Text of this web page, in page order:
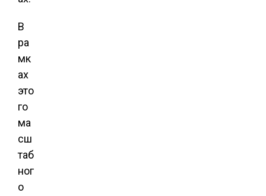
В
ра
мк
ах
это
го
ма
сш
таб
ног
о